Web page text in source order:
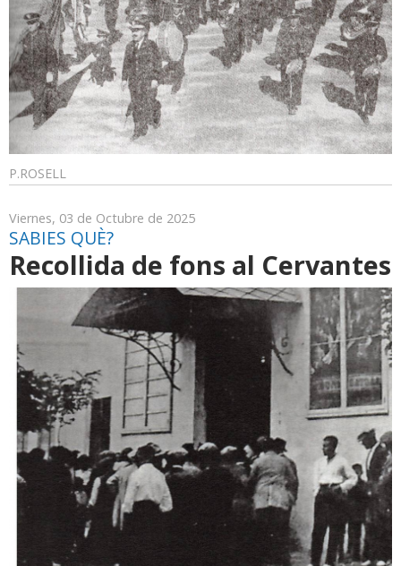
P.ROSELL
Viernes, 03 de Octubre de 2025
SABIES QUÈ?
Recollida de fons al Cervantes